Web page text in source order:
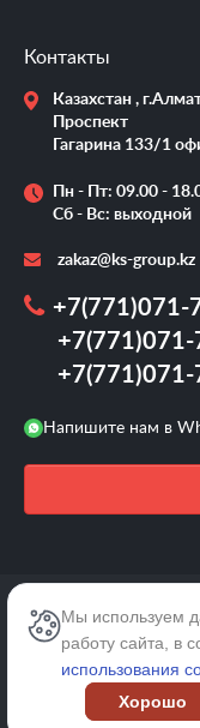
Мы используем
работу сайта, в
использования
Хорошо
Контакты
Казахстан ,
Проспект
Гагарина 133/1
Пн - Пт: 09.00 -
Сб - Вс: выходной
zakaz@ks-group.kz
+7(771)071-
Напишите нам в
2026 ©